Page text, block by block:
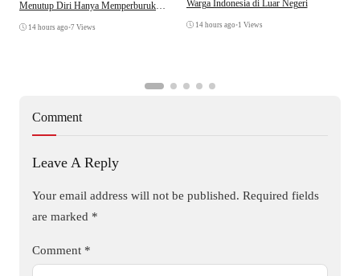
Menutup Diri Hanya Memperburuk
14 hours ago •7 Views
Warga Indonesia di Luar Negeri
14 hours ago •1 Views
Comment
Leave A Reply
Your email address will not be published. Required fields
are marked *
Comment *